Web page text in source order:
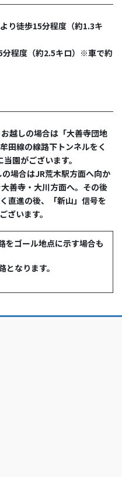
り徒歩15分程度（約1.3キ
分程度（約2.5キロ）※車で約
越しの場合は「大善寺団地
田線の線路下トンネルをく
園がございます。
場合はJR荒木駅方面へ向か
善寺・大川方面へ。その後
直進の後、「新山」信号を
ざいます。
をゴール地点に示す場合も
なります。